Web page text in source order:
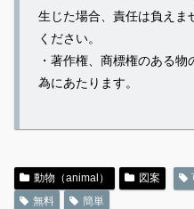
生じた場合、責任は負えま
ください。
・著作権、商標権のある
為にあたります。
動物（animal） 図案
無料
簡単